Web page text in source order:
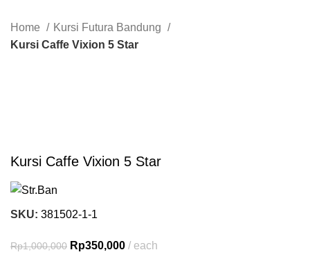
Home
Kursi Futura Bandung
Kursi Caffe Vixion 5 Star
Kursi Caffe Vixion 5 Star
SKU: 381502-1-1
Rp1,000,000 Rp350,000 each